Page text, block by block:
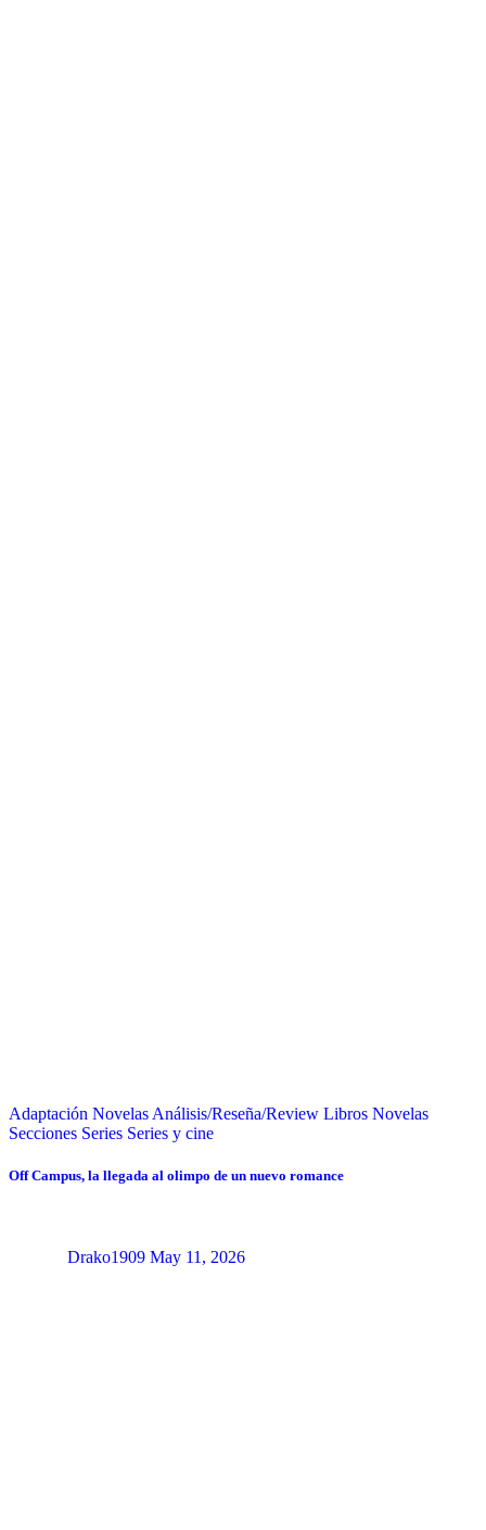
Adaptación Novelas Análisis/Reseña/Review Libros Novelas
Secciones Series Series y cine
Off Campus, la llegada al olimpo de un nuevo romance
Drako1909 May 11, 2026